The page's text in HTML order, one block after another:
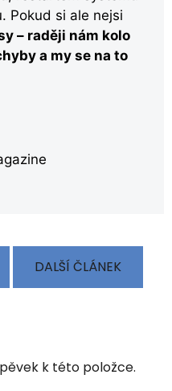
Pokud si ale nejsi
– raději nám kolo
a my se na to
DALŠÍ ČLÁNEK
k této položce.